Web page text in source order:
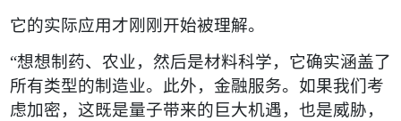
它的实际应用才刚刚开始被理解。
“想想制药、农业，然后是材料科学，它确实涵盖了
所有类型的制造业。此外，金融服务。如果我们考
虑加密，这既是量子带来的巨大机遇，也是威胁，